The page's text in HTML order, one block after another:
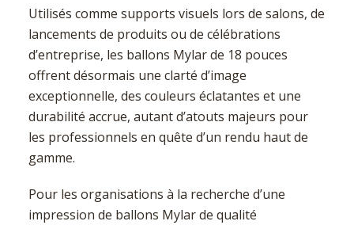
Utilisés comme supports visuels lors de salons, de
lancements de produits ou de célébrations
d’entreprise, les ballons Mylar de 18 pouces
offrent désormais une clarté d’image
exceptionnelle, des couleurs éclatantes et une
durabilité accrue, autant d’atouts majeurs pour
les professionnels en quête d’un rendu haut de
gamme.
Pour les organisations à la recherche d’une
impression de ballons Mylar de qualité